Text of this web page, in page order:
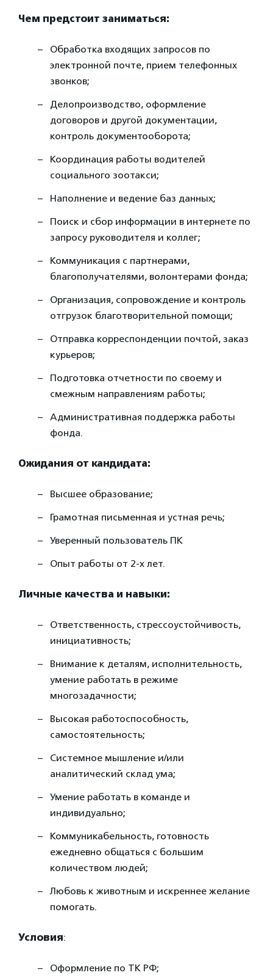
Чем предстоит заниматься:
Обработка входящих запросов по
электронной почте, прием телефонных
звонков;
Делопроизводство, оформление
договоров и другой документации,
контроль документооборота;
Координация работы водителей
социального зоотакси;
Наполнение и ведение баз данных;
Поиск и сбор информации в интернете по
запросу руководителя и коллег;
Коммуникация с партнерами,
благополучателями, волонтерами фонда;
Организация, сопровождение и контроль
отгрузок благотворительной помощи;
Отправка корреспонденции почтой, заказ
курьеров;
Подготовка отчетности по своему и
смежным направлениям работы;
Административная поддержка работы
фонда.
Ожидания от кандидата:
Высшее образование;
Грамотная письменная и устная речь;
Уверенный пользователь ПК
Опыт работы от 2-х лет.
Личные качества и навыки:
Ответственность, стрессоустойчивость,
инициативность;
Внимание к деталям, исполнительность,
умение работать в режиме
многозадачности;
Высокая работоспособность,
самостоятельность;
Системное мышление и/или
аналитический склад ума;
Умение работать в команде и
индивидуально;
Коммуникабельность, готовность
ежедневно общаться с большим
количеством людей;
Любовь к животным и искреннее желание
помогать.
Условия:
Оформление по ТК РФ;